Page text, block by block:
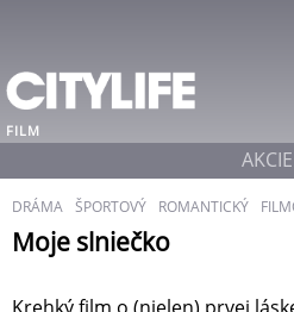
FILM
DRÁMA ŠPORTOVÝ ROMANTICKÝ
Moje slniečko
AKCIE